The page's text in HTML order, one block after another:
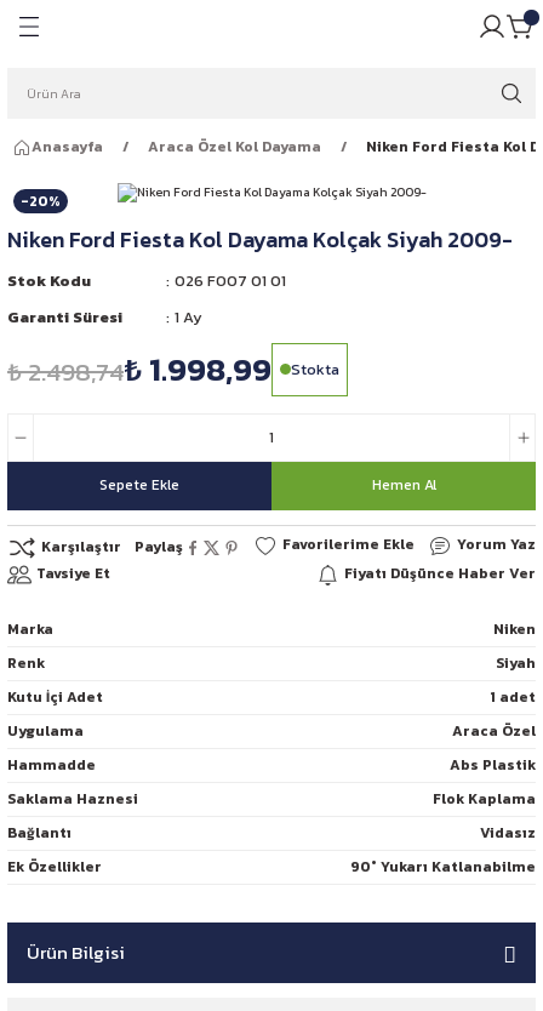
Ampulleri
Ampulleri
Ampulleri
Anasayfa Araca Özel Kol Dayama Niken Ford Fiesta Kol
-20%
Niken Ford Fiesta Kol Dayama Kolçak Siyah 2009-
Stok Kodu
026 FO07 01 01
Garanti Süresi
1 Ay
₺ 2.498,74₺ 1.998,99 Stokta
Sepete Ekle Hemen Al
Karşılaştır Paylaş
Yorum Yaz
Tavsiye Et
Fiyatı Düşünce Haber Ver
Marka
Niken
Renk
Siyah
Kutu İçi Adet
1 adet
Uygulama
Araca Özel
Hammadde
Abs Plastik
Saklama Haznesi
Flok Kaplama
Bağlantı
Vidasız
Ek Özellikler
90° Yukarı Katlanabilme
Ürün Bilgisi